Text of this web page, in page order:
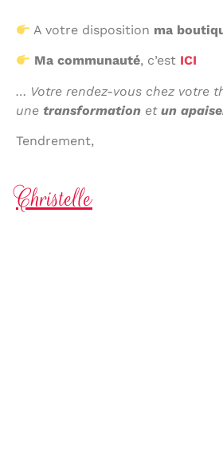
A votre disposition ma
Ma communauté, c’est ICI
… Votre rendez-vous chez votre
une transformation etun
Tendrement,
Christelle